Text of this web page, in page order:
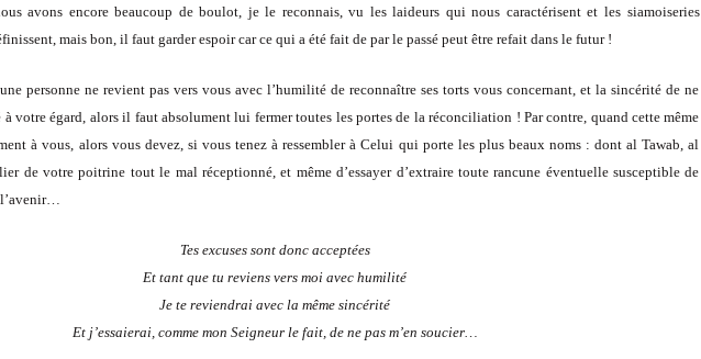
avons encore beaucoup de boulot, je le reconnais, vu les laideurs qui nous caractérisent et les siamoiseries
mais bon, il faut garder espoir car ce qui a été fait de par le passé peut être refait dans le futur !
personne ne revient pas vers vous avec l’humilité de reconnaître ses torts vous concernant, et la sincérité de ne
votre égard, alors il faut absolument lui fermer toutes les portes de la réconciliation ! Par contre, quand cette même
à vous, alors vous devez, si vous tenez à ressembler à Celui qui porte les plus beaux noms : dont al Tawab, al
de votre poitrine tout le mal réceptionné, et même d’essayer d’extraire toute rancune éventuelle susceptible de
Tes excuses sont donc acceptées
Et tant que tu reviens vers moi avec humilité
Je te reviendrai avec la même sincérité
Et j’essaierai, comme mon Seigneur le fait, de ne pas m’en soucier…